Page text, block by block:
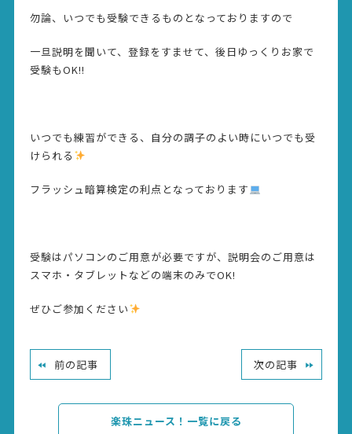
勿論、いつでも受験できるものとなっておりますので
一旦説明を聞いて、登録をすませて、後日ゆっくりお家で
受験もOK!!
いつでも練習ができる、自分の調子のよい時にいつでも受
けられる
フラッシュ暗算検定の利点となっております
受験はパソコンのご用意が必要ですが、説明会のご用意は
スマホ・タブレットなどの端末のみでOK!
ぜひご参加ください
前の記事 次の記事
楽珠ニュース！一覧に戻る